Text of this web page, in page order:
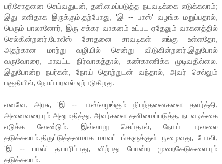
பரிசோதனை செய்வதுடன், தனிமைப்படுத்த நடவடிக்கை எடுக்கலாம்;
இது எளிதாக இருக்கும்.தற்போது, 'இ -- பாஸ்' வழங்க மறுப்பதால்,
பெரும் பாலானோர், இரு சக்கர வாகனம் உட்பட ஏதேனும் வாகனத்தில்
செல்கின்றனர்.போலீஸ் சோதனை சாவடிகள் எங்கு உள்ளதோ,
அதற்கான மாற்று வழியில் சென்று விடுகின்றனர்.இதுபோல்
வருவோரை, மாவட்ட நிர்வாகத்தால், கண்காணிக்க முடிவதில்லை.
இதுபோன்ற நபர்கள், நோய் தொற்றுடன் வந்தால், அவர் செல்லும்
பகுதியில், நோய் பரவல் ஏற்படுகிறது.
எனவே, அரசு, 'இ -- பாஸ்'வழங்கும் நிபந்தனைகளை தளர்த்தி,
அனைவரையும் அனுமதித்து, அவர்களை தனிமைப்படுத்த, நடவடிக்கை
எடுக்க வேண்டும். இவ்வாறு செய்தால், நோய் பரவலை
தடுக்கலாம்.திருட்டுத்தனமாக மாவட்டங்களுக்குள் நுழைவது, போலி,
'இ -- பாஸ்' தயாரிப்பது, விற்பது போன்ற முறைகேடுகளையும்
தடுக்கலாம்.